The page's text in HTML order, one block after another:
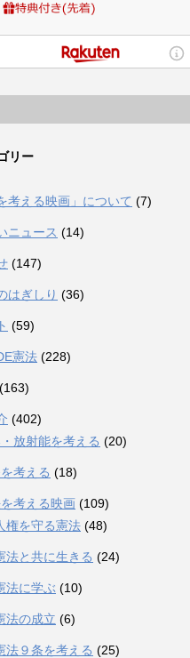
リー
考える映画」について (7)
ニュース (14)
(147)
はぎしり (36)
(59)
憲法 (228)
(402)
放射能を考える (20)
考える (18)
考える映画 (109)
権を守る憲法 (48)
法と共に生きる (24)
法に学ぶ (10)
法の成立 (6)
法９条を考える (25)